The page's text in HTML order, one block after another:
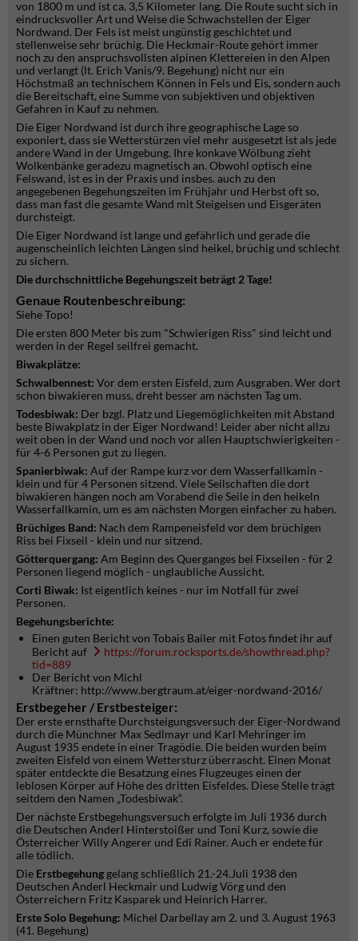
von 1800 m und ist ca. 3,5 Kilometer lang. Die Route sucht sich in
eindrucksvoller Art und Weise die Schwachstellen der Eiger
Nordwand. Der Fels ist meist ungünstig geschichtet und
stellenweise sehr brüchig. Die Heckmair-Route gehört immer
noch zu den anspruchsvollsten alpinen Klettereien in den Alpen
und verlangt (lt. Erich Vanis/9. Begehung) nicht nur ein
Höchstmaß an technischem Können in Fels und Eis, sondern auch
die Bereitschaft, eine Summe von subjektiven und objektiven
Gefahren in Kauf zu nehmen.
Die Eiger Nordwand ist durch ihre geographische Lage so
exponiert, dass sie Wetterstürzen viel mehr ausgesetzt ist als jede
andere Wand in der Umgebung. Ihre konkave Wölbung zieht
Wolkenbänke geradezu magnetisch an. Obwohl optisch eine
Felswand, ist es in der Praxis und insbes. auch zu den
angegebenen Begehungszeiten im Frühjahr und Herbst oft so,
dass man fast die gesamte Wand mit Steigeisen und Eisgeräten
durchsteigt.
Die Eiger Nordwand ist lange und gefährlich und gerade die
augenscheinlich leichten Längen sind heikel, brüchig und schlecht
zu sichern.
Die durchschnittliche Begehungszeit beträgt 2 Tage!
Genaue Routenbeschreibung:
Siehe Topo!
Die ersten 800 Meter bis zum "Schwierigen Riss" sind leicht und
werden in der Regel seilfrei gemacht.
Biwakplätze:
Schwalbennest: Vor dem ersten Eisfeld, zum Ausgraben. Wer dort
schon biwakieren muss, dreht besser am nächsten Tag um.
Todesbiwak: Der bzgl. Platz und Liegemöglichkeiten mit Abstand
beste Biwakplatz in der Eiger Nordwand! Leider aber nicht allzu
weit oben in der Wand und noch vor allen Hauptschwierigkeiten -
für 4-6 Personen gut zu liegen.
Spanierbiwak: Auf der Rampe kurz vor dem Wasserfallkamin -
klein und für 4 Personen sitzend. Viele Seilschaften die dort
biwakieren hängen noch am Vorabend die Seile in den heikeln
Wasserfallkamin, um es am nächsten Morgen einfacher zu haben.
Brüchiges Band: Nach dem Rampeneisfeld vor dem brüchigen
Riss bei Fixseil - klein und nur sitzend.
Götterquergang: Am Beginn des Querganges bei Fixseilen - für 2
Personen liegend möglich - unglaubliche Aussicht.
Corti Biwak: Ist eigentlich keines - nur im Notfall für zwei
Personen.
Begehungsberichte:
Einen guten Bericht von Tobais Bailer mit Fotos findet ihr auf
Bericht auf
https://forum.rocksports.de/showthread.php?
tid=889
Der Bericht von Michl
Kräftner: http://www.bergtraum.at/eiger-nordwand-2016/
Erstbegeher / Erstbesteiger:
Der erste ernsthafte Durchsteigungsversuch der Eiger-Nordwand
durch die Münchner Max Sedlmayr und Karl Mehringer im
August 1935 endete in einer Tragödie. Die beiden wurden beim
zweiten Eisfeld von einem Wettersturz überrascht. Einen Monat
später entdeckte die Besatzung eines Flugzeuges einen der
leblosen Körper auf Höhe des dritten Eisfeldes. Diese Stelle trägt
seitdem den Namen „Todesbiwak“.
Der nächste Erstbegehungsversuch erfolgte im Juli 1936 durch
die Deutschen Anderl Hinterstoißer und Toni Kurz, sowie die
Österreicher Willy Angerer und Edi Rainer. Auch er endete für
alle tödlich.
Die Erstbegehunggelang schließlich 21.-24.Juli 1938 den
Deutschen Anderl Heckmair und Ludwig Vörg und den
Österreichern Fritz Kasparek und Heinrich Harrer.
Erste Solo Begehung: Michel Darbellay am 2. und 3. August 1963
(41. Begehung)